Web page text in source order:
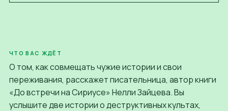
ЧТО ВАС ЖДЁТ
О том, как совмещать чужие истории и свои
переживания, расскажет писательница, автор книги
«До встречи на Сириусе» Нелли Зайцева. Вы
услышите две истории о деструктивных культах,